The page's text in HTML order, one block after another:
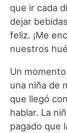
que ir cada
dejar
feliz. ¡Me
nuestros
Un
una niña de
que llegó
hablar. La
pagado que